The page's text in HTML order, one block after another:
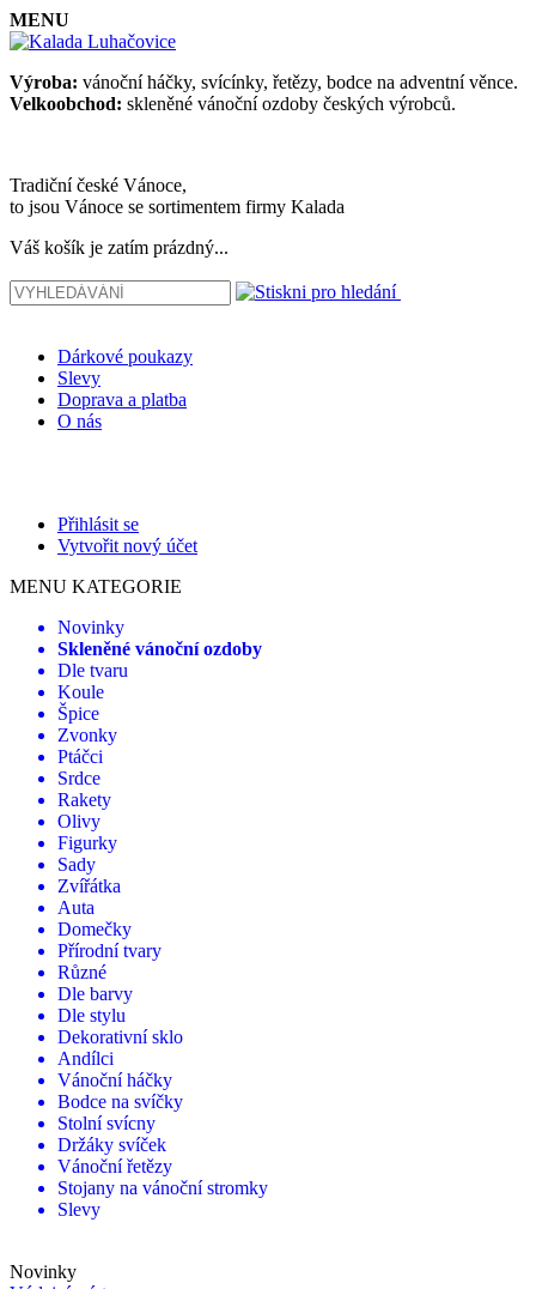
MENU
Výroba: vánoční háčky, svícínky, řetězy, bodce na adventní věnce.
Velkoobchod: skleněné vánoční ozdoby českých výrobců.
Tradiční české Vánoce,
to jsou Vánoce se sortimentem firmy Kalada
Váš košík je zatím prázdný...
Dárkové poukazy
Slevy
Doprava a platba
O nás
Přihlásit se
Vytvořit nový účet
MENU KATEGORIE
Novinky
Skleněné vánoční ozdoby
Dle tvaru
Koule
Špice
Zvonky
Ptáčci
Srdce
Rakety
Olivy
Figurky
Sady
Zvířátka
Auta
Domečky
Přírodní tvary
Různé
Dle barvy
Dle stylu
Dekorativní sklo
Andílci
Vánoční háčky
Bodce na svíčky
Stolní svícny
Držáky svíček
Vánoční řetězy
Stojany na vánoční stromky
Slevy
Novinky